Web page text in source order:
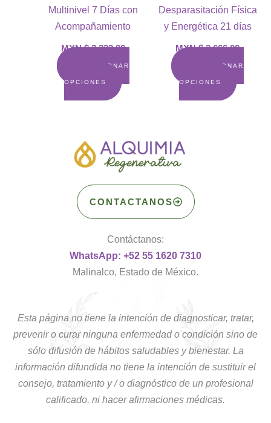
Multinivel 7 Días con
Acompañamiento
MXN $2,222.00
SELECCIONAR
OPCIONES
Desparasitación Física
y Energética 21 días
MXN $2,666.00
SELECCIONAR
OPCIONES
CONTACTANOS
Contáctanos:
WhatsApp: +52 55 1620 7310
Malinalco, Estado de México.
Esta página no tiene la intención de diagnosticar, tratar,
prevenir o curar ninguna enfermedad o condición sino de
sólo difusión de hábitos saludables y bienestar. La
información difundida no tiene la intención de sustituir el
consejo, tratamiento y / o diagnóstico de un profesional
calificado, ni hacer afirmaciones médicas.